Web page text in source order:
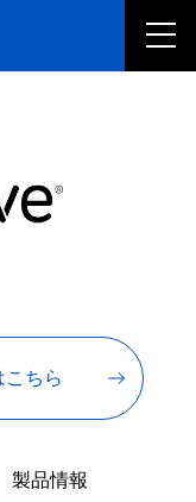
こちら
製品情報